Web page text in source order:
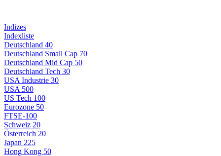
Indizes
Indexliste
Deutschland 40
Deutschland Small Cap 70
Deutschland Mid Cap 50
Deutschland Tech 30
USA Industrie 30
USA 500
US Tech 100
Eurozone 50
FTSE-100
Schweiz 20
Österreich 20
Japan 225
Hong Kong 50